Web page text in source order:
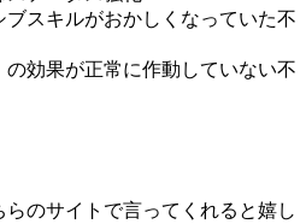
スキルがおかしくなっていた不
効果が正常に作動していない不
のサイトで言ってくれると嬉し